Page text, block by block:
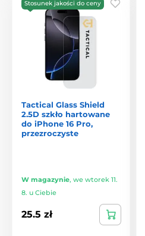
Stosunek jakości do ceny
Tactical Glass Shield
2.5D szkło hartowane
do iPhone 16 Pro,
przezroczyste
W magazynie, we wtorek 11.
8. u Ciebie
25.5 zł